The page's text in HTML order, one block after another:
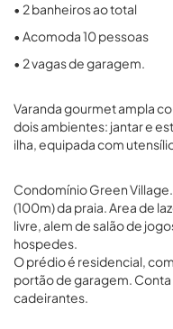
• 2 banheiros ao total
• Acomoda 10 pessoas
• 2 vagas de garagem.
Varanda gourmet ampla
dois ambientes: jantar e
ilha, equipada com
Condomínio Green
(100m) da praia. Area de
livre, alem de salão de
hospedes.
O prédio é residencial,
portão de garagem.
cadeirantes.